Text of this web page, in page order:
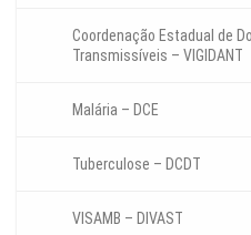
Coordenação Estadual de
Transmissíveis – VIGIDANT
Malária – DCE
Tuberculose – DCDT
VISAMB – DIVAST